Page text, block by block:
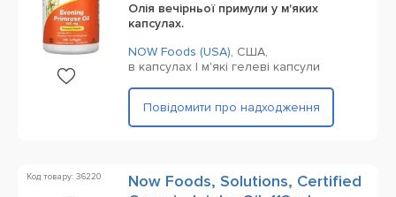
Олія вечірньої примули у м'яких
капсулах.
NOW Foods (USA), США,
в капсулах | м'які гелеві капсули
Повідомити про надходження
Код товару: 36220
Now Foods, Solutions, Certified